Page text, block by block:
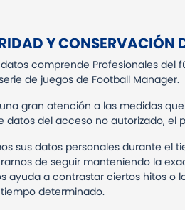
Y CONSERVACIÓN
datos comprende Profesionales
de juegos de Football Manager.
gran atención a las medidas
datos del acceso no autorizado,
sus datos personales durante el
de seguir manteniendo la
ayuda a contrastar ciertos hitos o
determinado.